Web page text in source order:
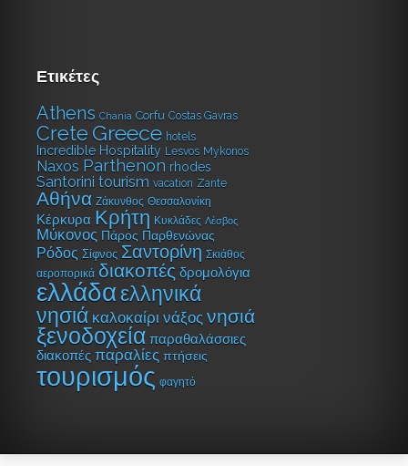
Ετικέτες
Athens Chania Corfu Costas Gavras
Crete Greece hotels
Incredible Hospitality Lesvos Mykonos
Naxos Parthenon rhodes
Santorini tourism vacation Zante
Αθήνα Ζάκυνθος Θεσσαλονίκη
Κέρκυρα Κρήτη Κυκλάδες Λέσβος
Μύκονος Πάρος Παρθενώνας
Ρόδος Σίφνος Σαντορίνη Σκιάθος
αεροπορικά διακοπές δρομολόγια
ελλάδαελληνικά
νησιά καλοκαίρι νάξος νησιά
ξενοδοχεία παραθαλάσσιες
διακοπές παραλίες πτήσεις
τουρισμός φαγητό